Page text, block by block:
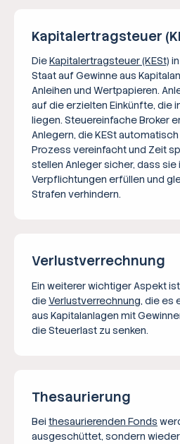
Kapitalertragsteuer
DieKapitalertragsteuer (KESt)
Staat auf Gewinne aus
Anleihen und Wertpapieren.
auf die erzielten Einkünfte, die
liegen. Steuereinfache Broker
Anlegern, die KESt
Prozess vereinfacht und Zeit
stellen Anleger sicher, dass sie
Verpflichtungen erfüllen und
Strafen verhindern.
Verlustverrechnung
Ein weiterer wichtiger Aspekt ist
dieVerlustverrechnung, die es
aus Kapitalanlagen mit
die Steuerlast zu senken.
Thesaurierung
Bei thesaurierenden Fonds
ausgeschüttet, sondern